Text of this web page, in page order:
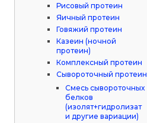
Рисовый протеин
Яичный протеин
Говяжий протеин
Казеин (ночной
протеин)
Комплексный протеин
Сывороточный протеин
Смесь сывороточных
белков
(изолят+гидролизат
и другие вариации)